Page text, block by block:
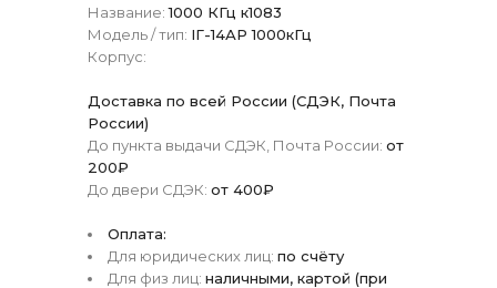
Название: 1000 КГц к1083
Модель / тип: IГ-14АР 1000кГц
Корпус:
Доставка по всей России (СДЭК, Почта
России)
До пункта выдачи СДЭК, Почта России: от
200₽
До двери СДЭК: от 400₽
Оплата:
Для юридических лиц: по счёту
Для физ лиц: наличными, картой (при